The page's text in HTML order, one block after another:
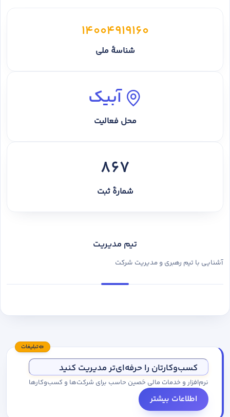
14004919160
شناسهٔ ملی
آبیک
محل فعالیت
867
شمارهٔ ثبت
تیم مدیریت
آشنایی با تیم رهبری و مدیریت شرکت
تبلیغات
کسب‌وکارتان را حرفه‌ای‌تر مدیریت کنید
نرم‌افزار و خدمات مالی حَصین حاسب برای شرکت‌ها و کسب‌وکارها
اطلاعات بیشتر